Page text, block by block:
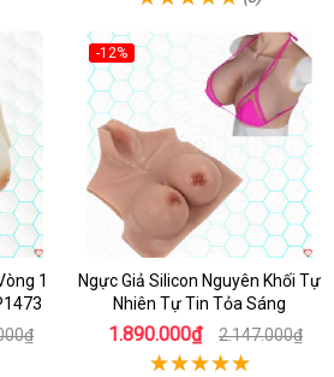
1
-12%
Hot
Ngực Giả Silicon Nguyên Khối Tự
Nhiên Tự Tin Tỏa Sáng
1.890.000₫ 2.147.000₫